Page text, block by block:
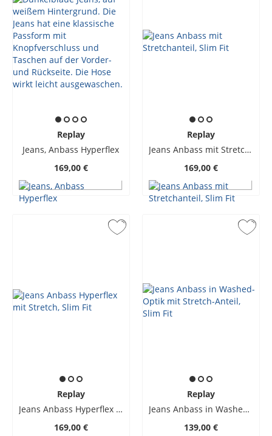
Replay
Jeans, Anbass Hyperflex
169,00 €
Replay
Jeans Anbass mit Stretchanteil, Slim Fit
169,00 €
Replay
Jeans Anbass Hyperflex mit Stretch, Slim Fit
169,00 €
Replay
Jeans Anbass in Washed-Optik mit Stretch-Anteil, Slim Fit
139,00 €